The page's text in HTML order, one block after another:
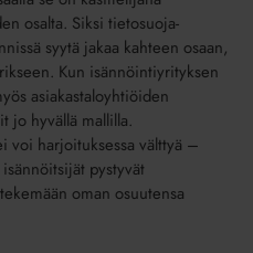
osalta. Siksi tietosuoja-
syytä jakaa kahteen osaan,
Kun isännöintiyrityksen
asiakastaloyhtiöiden
jo hyvällä mallilla.
voi harjoituksessa välttyä –
pystyvät
oman osuutensa